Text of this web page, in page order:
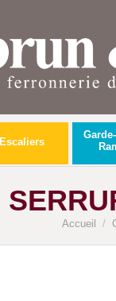
Escaliers
Accueil /